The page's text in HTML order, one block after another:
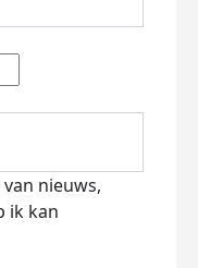
nieuws,
ik kan